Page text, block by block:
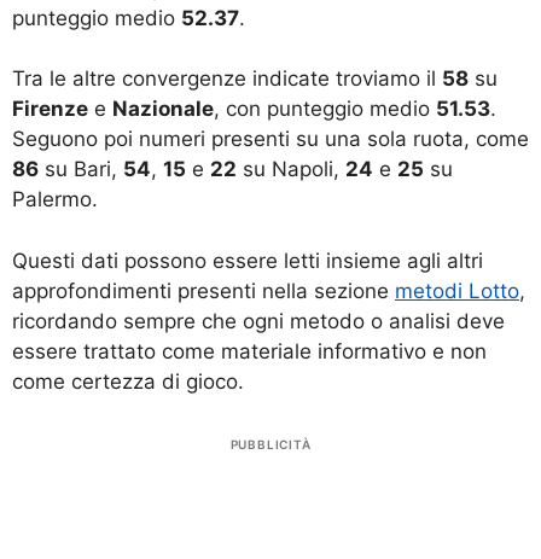
punteggio medio 52.37.
Tra le altre convergenze indicate troviamo il 58 su
Firenze e Nazionale, con punteggio medio 51.53.
Seguono poi numeri presenti su una sola ruota, come
86 su Bari, 54, 15 e 22 su Napoli, 24 e 25 su
Palermo.
Questi dati possono essere letti insieme agli altri
approfondimenti presenti nella sezione metodi Lotto,
ricordando sempre che ogni metodo o analisi deve
essere trattato come materiale informativo e non
come certezza di gioco.
PUBBLICITÀ